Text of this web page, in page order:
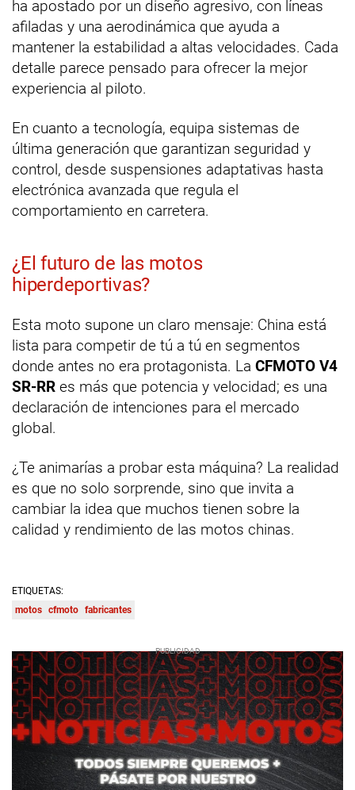
ha apostado por un diseño agresivo, con líneas
afiladas y una aerodinámica que ayuda a
mantener la estabilidad a altas velocidades. Cada
detalle parece pensado para ofrecer la mejor
experiencia al piloto.
En cuanto a tecnología, equipa sistemas de
última generación que garantizan seguridad y
control, desde suspensiones adaptativas hasta
electrónica avanzada que regula el
comportamiento en carretera.
¿El futuro de las motos
hiperdeportivas?
Esta moto supone un claro mensaje: China está
lista para competir de tú a tú en segmentos
donde antes no era protagonista. La CFMOTO V4
SR-RR es más que potencia y velocidad; es una
declaración de intenciones para el mercado
global.
¿Te animarías a probar esta máquina? La realidad
es que no solo sorprende, sino que invita a
cambiar la idea que muchos tienen sobre la
calidad y rendimiento de las motos chinas.
ETIQUETAS:
motos cfmoto fabricantes